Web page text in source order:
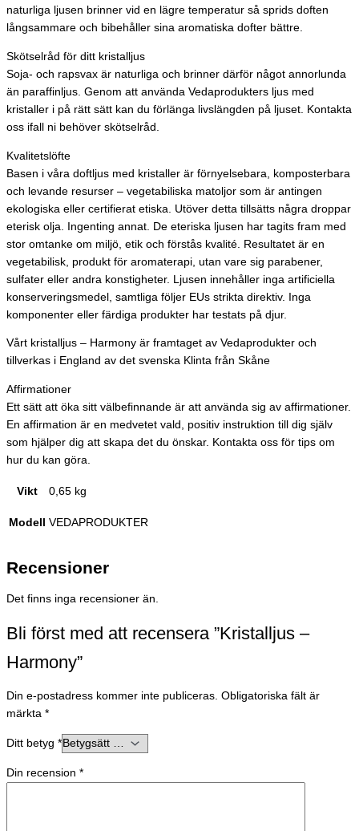
naturliga ljusen brinner vid en lägre temperatur så sprids doften
långsammare och bibehåller sina aromatiska dofter bättre.
Skötselråd för ditt kristalljus
Soja- och rapsvax är naturliga och brinner därför något annorlunda
än paraffinljus. Genom att använda Vedaprodukters ljus med
kristaller i på rätt sätt kan du förlänga livslängden på ljuset. Kontakta
oss ifall ni behöver skötselråd.
Kvalitetslöfte
Basen i våra doftljus med kristaller är förnyelsebara, komposterbara
och levande resurser – vegetabiliska matoljor som är antingen
ekologiska eller certifierat etiska. Utöver detta tillsätts några droppar
eterisk olja. Ingenting annat. De eteriska ljusen har tagits fram med
stor omtanke om miljö, etik och förstås kvalité. Resultatet är en
vegetabilisk, produkt för aromaterapi, utan vare sig parabener,
sulfater eller andra konstigheter. Ljusen innehåller inga artificiella
konserveringsmedel, samtliga följer EUs strikta direktiv. Inga
komponenter eller färdiga produkter har testats på djur.
Vårt kristalljus – Harmony är framtaget av Vedaprodukter och
tillverkas i England av det svenska Klinta från Skåne
Affirmationer
Ett sätt att öka sitt välbefinnande är att använda sig av affirmationer.
En affirmation är en medvetet vald, positiv instruktion till dig själv
som hjälper dig att skapa det du önskar. Kontakta oss för tips om
hur du kan göra.
Vikt 0,65 kg
Modell VEDAPRODUKTER
Recensioner
Det finns inga recensioner än.
Bli först med att recensera ”Kristalljus –
Harmony”
Din e-postadress kommer inte publiceras. Obligatoriska fält är
märkta *
Ditt betyg *
Din recension *